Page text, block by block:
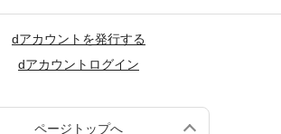
dアカウントを発行する
dアカウントログイン
ページトップへ